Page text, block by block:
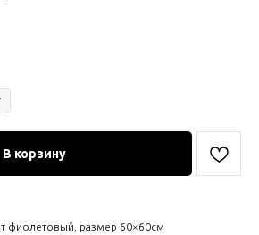
В корзину
фиолетовый, размер 60×60см